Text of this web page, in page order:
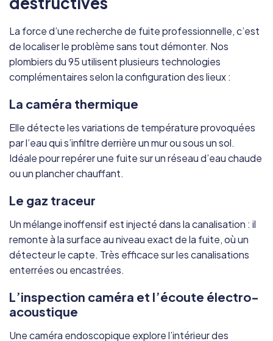
La force d’une recherche de fuite professionnelle, c’est
de localiser le problème sans tout démonter. Nos
plombiers du 95 utilisent plusieurs technologies
complémentaires selon la configuration des lieux :
La caméra thermique
Elle détecte les variations de température provoquées
par l’eau qui s’infiltre derrière un mur ou sous un sol.
Idéale pour repérer une fuite sur un réseau d’eau chaude
ou un plancher chauffant.
Le gaz traceur
Un mélange inoffensif est injecté dans la canalisation : il
remonte à la surface au niveau exact de la fuite, où un
détecteur le capte. Très efficace sur les canalisations
enterrées ou encastrées.
L’inspection caméra et l’écoute électro-
acoustique
Une caméra endoscopique explore l’intérieur des